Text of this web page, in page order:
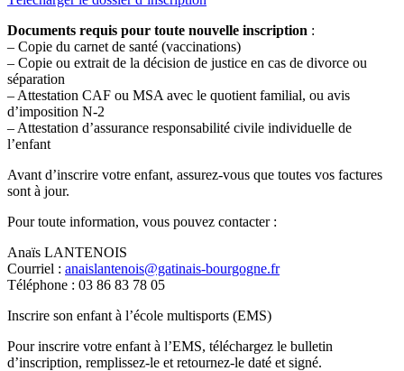
Documents requis pour toute nouvelle inscription :
– Copie du carnet de santé (vaccinations)
– Copie ou extrait de la décision de justice en cas de divorce ou
séparation
– Attestation CAF ou MSA avec le quotient familial, ou avis
d’imposition N-2
– Attestation d’assurance responsabilité civile individuelle de
l’enfant
Avant d’inscrire votre enfant, assurez-vous que toutes vos factures
sont à jour.
Pour toute information, vous pouvez contacter :
Anaïs LANTENOIS
Courriel : anaislantenois@gatinais-bourgogne.fr
Téléphone : 03 86 83 78 05
Inscrire son enfant à l’école multisports (EMS)
Pour inscrire votre enfant à l’EMS, téléchargez le bulletin
d’inscription, remplissez-le et retournez-le daté et signé.